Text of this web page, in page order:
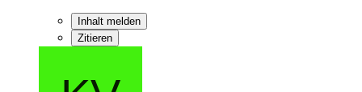
Inhalt melden
Zitieren